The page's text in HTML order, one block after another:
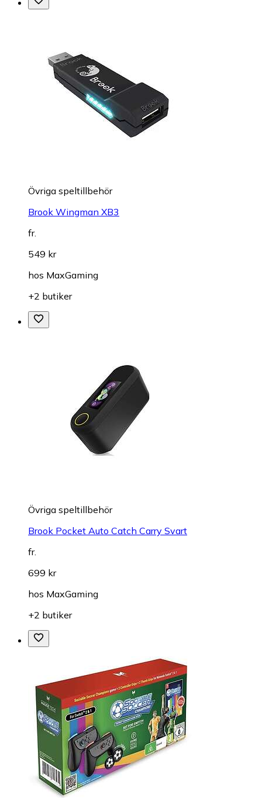
Övriga speltillbehör
Brook Wingman XB3
fr.
549 kr
hos MaxGaming
+2 butiker
Övriga speltillbehör
Brook Pocket Auto Catch Carry Svart
fr.
699 kr
hos MaxGaming
+2 butiker